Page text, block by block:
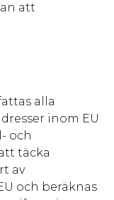
att
alla
inom EU
och
täcka
av
och beräknas